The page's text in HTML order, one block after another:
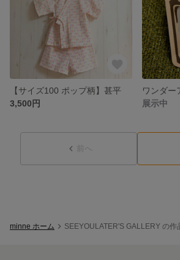
【サイズ100 ポップ柄】甚平
3,500円
ワンダー
展示中
前へ
minne ホーム SEEYOULATER'S GALLERY の作